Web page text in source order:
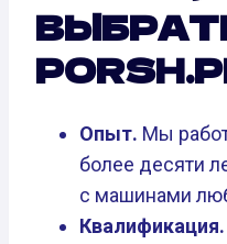
Опыт. Мы
более десяти
с машинами
Квалификация.